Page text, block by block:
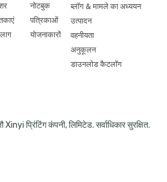
नोटबुक
पत्रिकाओं
योजनाकारों
ब्लॉग & मामले का अध्ययन
उत्पादन
वहनीयता
अनुकूलन
डाउनलोड कैटलॉग
प्रिंटिंग कंपनी, लिमिटेड. सर्वाधिकार सुरक्षित.